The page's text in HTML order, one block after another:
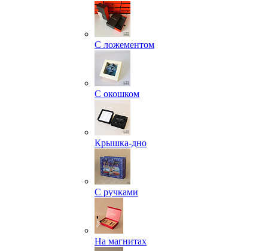
С ложементом
С окошком
Крышка-дно
С ручками
На магнитах